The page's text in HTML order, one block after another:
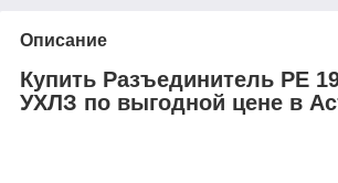
Описание
Купить Разъединитель РЕ
УХЛЗ по выгодной цене в